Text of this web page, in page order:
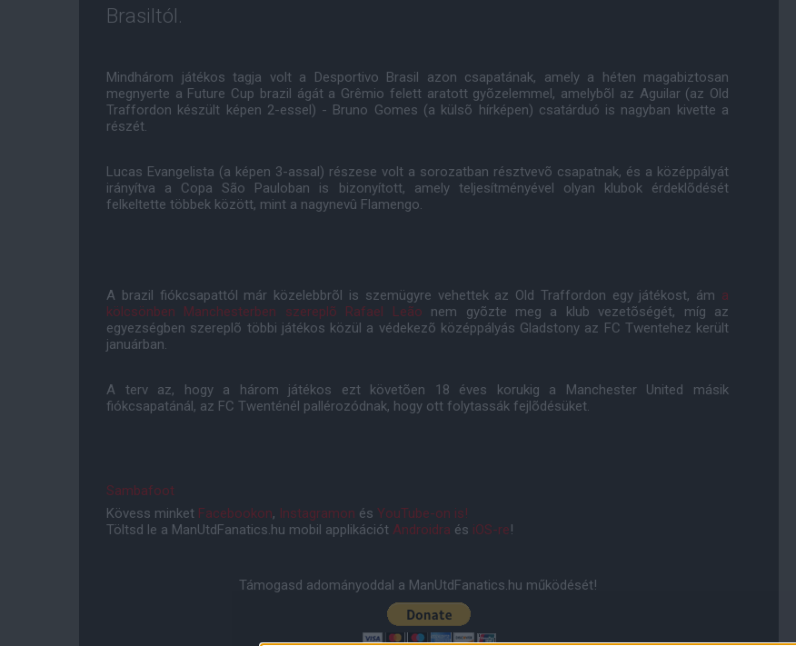
Brasiltól.
Mindhárom játékos tagja volt a Desportivo Brasil azon csapatának, amely a héten magabiztosan
megnyerte a Future Cup brazil ágát a Grêmio felett aratott gyõzelemmel, amelybõl az Aguilar (az Old
Traffordon készült képen 2-essel) - Bruno Gomes (a külsõ hírképen) csatárduó is nagyban kivette a
részét.
Lucas Evangelista (a képen 3-assal) részese volt a sorozatban résztvevõ csapatnak, és a középpályát
irányítva a Copa São Pauloban is bizonyított, amely teljesítményével olyan klubok érdeklõdését
felkeltette többek között, mint a nagynevû Flamengo.
A brazil fiókcsapattól már közelebbrõl is szemügyre vehettek az Old Traffordon egy játékost, ám a
kölcsönben Manchesterben szereplõ Rafael Leão nem gyõzte meg a klub vezetõségét, míg az
egyezségben szereplõ többi játékos közül a védekezõ középpályás Gladstony az FC Twentehez került
januárban.
A terv az, hogy a három játékos ezt követõen 18 éves korukig a Manchester United másik
fiókcsapatánál, az FC Twenténél pallérozódnak, hogy ott folytassák fejlõdésüket.
Sambafoot
Kövess minket Facebookon, Instagramon és YouTube-on is!
Töltsd le a ManUtdFanatics.hu mobil applikációt Androidra és iOS-re!
Támogasd adományoddal a ManUtdFanatics.hu működését!